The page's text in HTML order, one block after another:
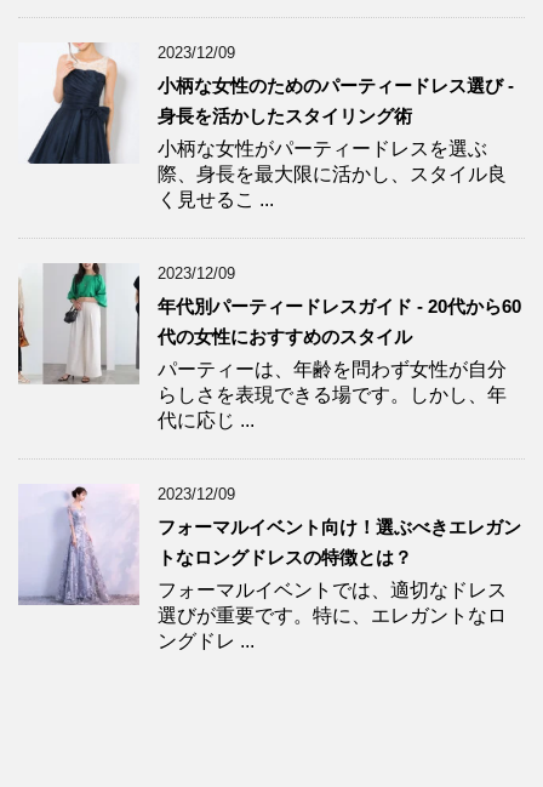
2023/12/09
小柄な女性のためのパーティードレス選び -
身長を活かしたスタイリング術
小柄な女性がパーティードレスを選ぶ
際、身長を最大限に活かし、スタイル良
く見せるこ ...
2023/12/09
年代別パーティードレスガイド - 20代から60
代の女性におすすめのスタイル
パーティーは、年齢を問わず女性が自分
らしさを表現できる場です。しかし、年
代に応じ ...
2023/12/09
フォーマルイベント向け！選ぶべきエレガン
トなロングドレスの特徴とは？
フォーマルイベントでは、適切なドレス
選びが重要です。特に、エレガントなロ
ングドレ ...